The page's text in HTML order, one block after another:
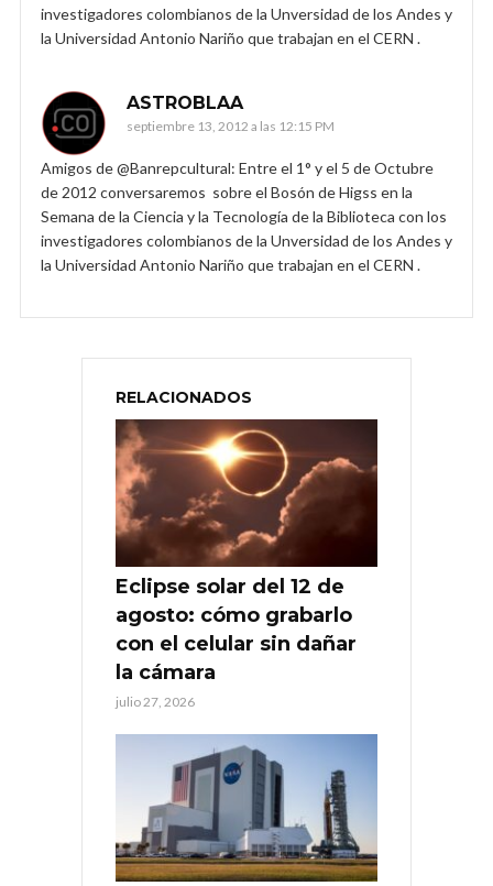
investigadores colombianos de la Unversidad de los Andes y
la Universidad Antonio Nariño que trabajan en el CERN .
ASTROBLAA
septiembre 13, 2012 a las 12:15 PM
Amigos de @Banrepcultural: Entre el 1° y el 5 de Octubre
de 2012 conversaremos sobre el Bosón de Higss en la
Semana de la Ciencia y la Tecnología de la Biblioteca con los
investigadores colombianos de la Unversidad de los Andes y
la Universidad Antonio Nariño que trabajan en el CERN .
RELACIONADOS
Eclipse solar del 12 de
agosto: cómo grabarlo
con el celular sin dañar
la cámara
julio 27, 2026